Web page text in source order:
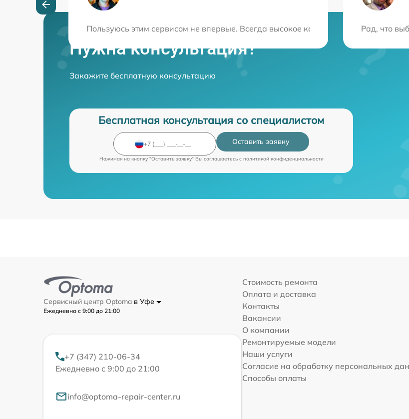
Пользуюсь этим сервисом не впервые. Всегда высокое качество работы иРад, что
Нужна консультация?
Закажите бесплатную консультацию
Бесплатная консультация со специалистом
Оставить заявку
Нажимая на кнопку "Оставить заявку" Вы соглашаетесь c политикой конфиденциальности
Сервисный центр Optoma в Уфе
Ежедневно с 9:00 до 21:00
+7 (347) 210-06-34
Ежедневно с 9:00 до 21:00
info@optoma-repair-center.ru
Стоимость ремонта
Оплата и доставка
Контакты
Вакансии
О компании
Ремонтируемые модели
Наши услуги
Согласие на обработку персональных
Способы оплаты